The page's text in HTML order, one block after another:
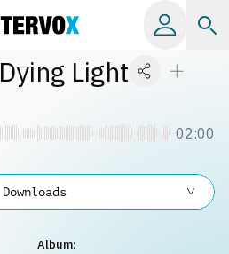
Dying Light
02:00
Album:
Downloads